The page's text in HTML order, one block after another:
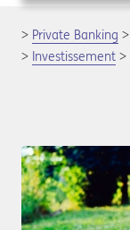
Private Banking
Investissement